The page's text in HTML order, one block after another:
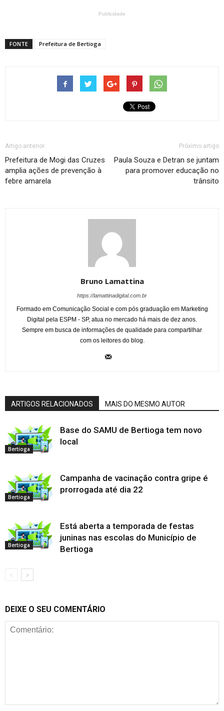
Publicidade
FONTE Prefeitura de Bertioga
Artigo anterior
Prefeitura de Mogi das Cruzes
amplia ações de prevenção à
febre amarela
Próximo artigo
Paula Souza e Detran se juntam
para promover educação no
trânsito
Bruno Lamattina
https://lamattinadigital.com.br
Formado em Comunicação Social e com pós graduação em Marketing
Digital pela ESPM - SP, atua no mercado há mais de dez anos.
Sempre em busca de informações de qualidade para compartilhar
com os leitores do blog.
ARTIGOS RELACIONADOS MAIS DO MESMO AUTOR
Bertioga
Base do SAMU de Bertioga tem novo
local
Bertioga
Campanha de vacinação contra gripe é
prorrogada até dia 22
Bertioga
Está aberta a temporada de festas
juninas nas escolas do Município de
Bertioga
DEIXE O SEU COMENTÁRIO